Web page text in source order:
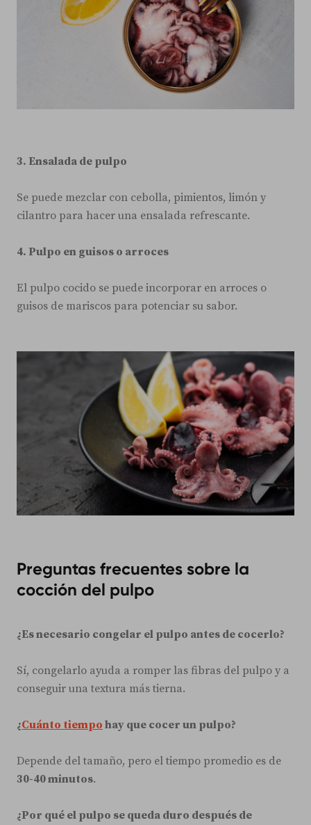
3. Ensalada de pulpo
Se puede mezclar con cebolla, pimientos, limón y
cilantro para hacer una ensalada refrescante.
4. Pulpo en guisos o arroces
El pulpo cocido se puede incorporar en arroces o
guisos de mariscos para potenciar su sabor.
Preguntas frecuentes sobre la
cocción del pulpo
¿Es necesario congelar el pulpo antes de cocerlo?
Sí, congelarlo ayuda a romper las fibras del pulpo y a
conseguir una textura más tierna.
¿Cuánto tiempo hay que cocer un pulpo?
Depende del tamaño, pero el tiempo promedio es de
30-40 minutos.
¿Por qué el pulpo se queda duro después de